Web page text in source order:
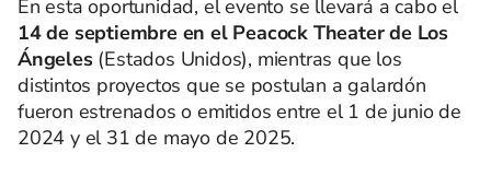
En esta oportunidad, el evento se llevará a cabo el
14 de septiembre en el Peacock Theater de Los
Ángeles(Estados Unidos), mientras que los
distintos proyectos que se postulan a galardón
fueron estrenados o emitidos entre el 1 de junio de
2024 y el 31 de mayo de 2025.